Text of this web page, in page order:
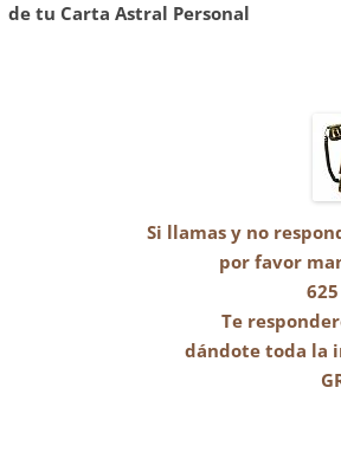
de tu Carta Astral Personal
Si llamas y no
por favor
Te
dándote toda la